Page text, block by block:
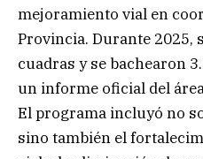
mejoramiento vial en
Provincia. Durante 2025,
cuadras y se bachearon
un informe oficial del
El programa incluyó no
sino también el